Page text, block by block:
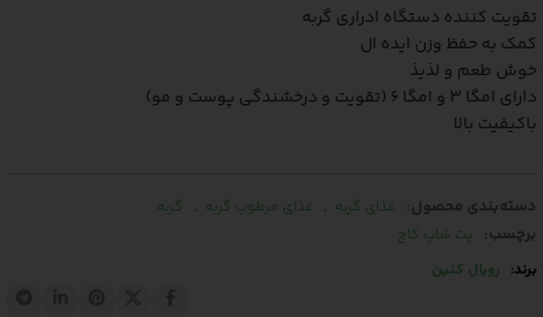
تقویت کننده دستگاه ادراری گربه
کمک به حفظ وزن ایده ال
خوش طعم و لذیذ
دارای امگا 3 و امگا 6 (تقویت و درخشندگی پوست و مو)
باکیفیت بالا
دسته‌بندی محصول: غذای گربه , غذای مرطوب گربه , گربه
برچسب: پت شاپ کاج
برند: رویال کنین